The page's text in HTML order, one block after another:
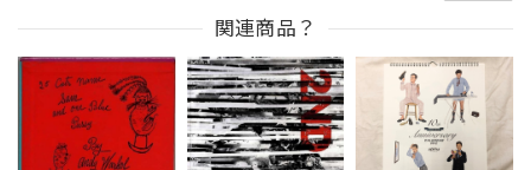
関連商品？